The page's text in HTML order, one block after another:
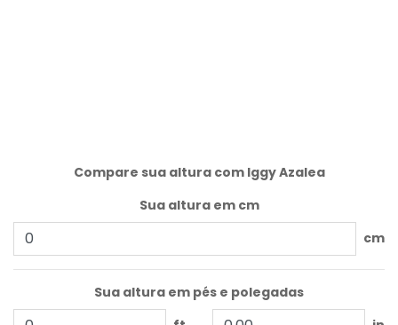
Compare sua altura com Iggy Azalea
Sua altura em cm
cm
Sua altura em pés e polegadas